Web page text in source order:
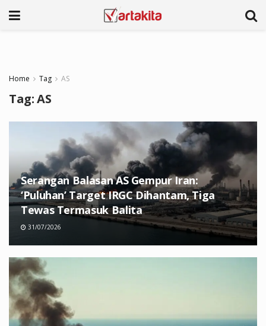
Home Tag AS
Tag:AS
Serangan Balasan AS Gempur Iran:
‘Puluhan’ Target IRGC Dihantam, Tiga
Tewas Termasuk Balita
31/07/2026